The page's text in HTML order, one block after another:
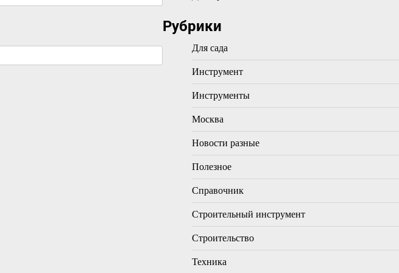
Рубрики
Для сада
Инструмент
Инструменты
Москва
Новости разные
Полезное
Справочник
Строительный инструмент
Строительство
Техника